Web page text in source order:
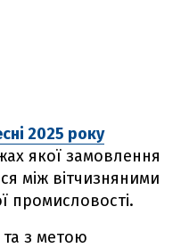
2025 року
якої замовлення
між вітчизняними
промисловості.
та з метою